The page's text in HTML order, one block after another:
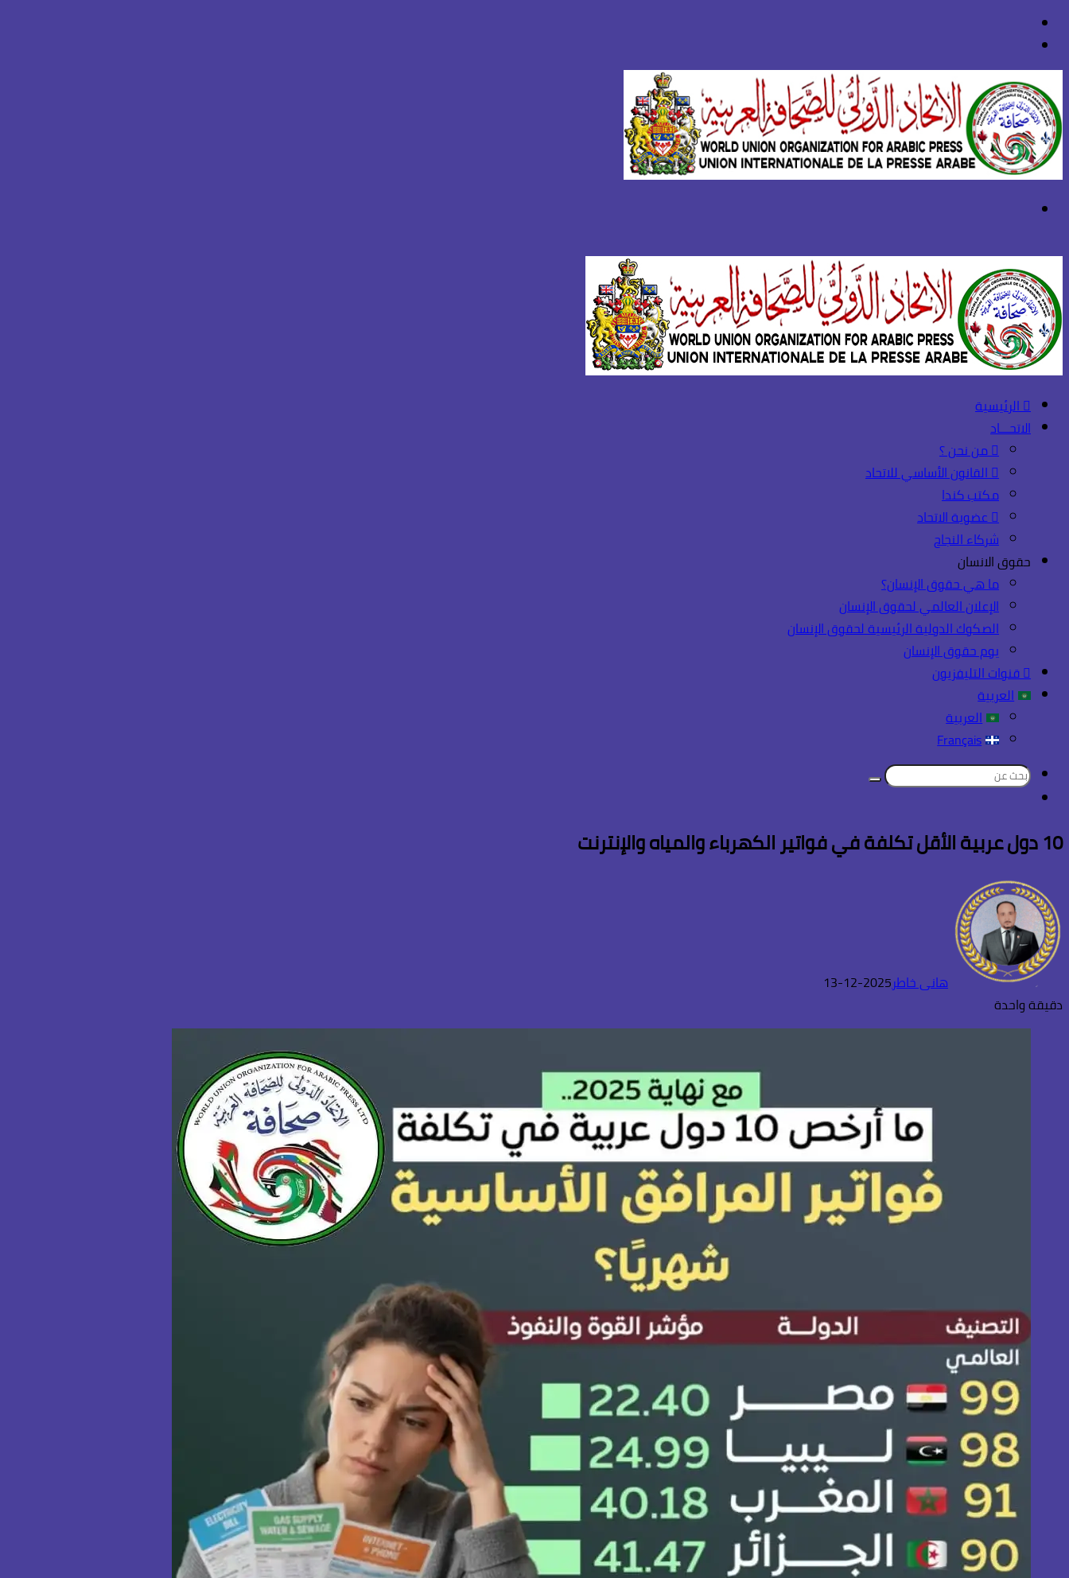
الدخول
الرئيسية
الاتحـــاد
من نحن ؟
القانون الأساسي للاتحاد
مكتب كندا
عضوية الاتحاد
شركاء النجاح
حقوق الانسان
ما هي حقوق الإنسان؟
الإعلان العالمي لحقوق الإنسان
الصكوك الدولية الرئيسية لحقوق الإنسان
يوم حقوق الإنسان
قنوات التليفزيون
العربية
العربية
Français
بحث
10 دول عربية الأقل تكلفة في فواتير الكهرباء والمياه والإنترنت
هانى خاطر2025-12-13
دقيقة واحدة